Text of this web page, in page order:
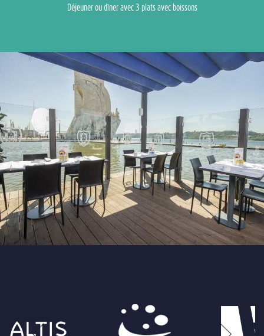
Déjeuner ou dîner avec 3 plats avec boissons